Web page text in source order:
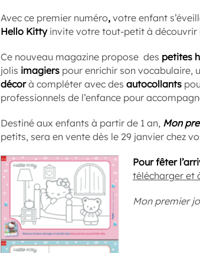
Avec ce premier numéro, votre enfant
Hello Kittyinvite votre tout-petit à découvrir
Ce nouveau magazine propose des petites
jolis imagiers pour enrichir son vocabulaire,
décorà compléter avec des autocollants
professionnels de l’enfance pour
Destiné aux enfants à partir de 1 an, Mon
petits, sera en vente dès le 29 janvier chez
Pour fêter
télécharger et
Mon premier